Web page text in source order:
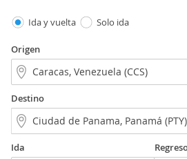
Ida y vuelta Solo ida
Origen
Destino
Ida